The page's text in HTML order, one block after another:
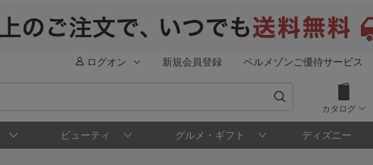
ログオン 新規会員登録 ベルメゾンご優待サービス
カタログ
ビューティ グルメ・ギフト ディズニー